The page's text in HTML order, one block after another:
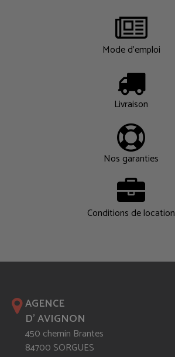
Mode d'emploi
Livraison
Nos garanties
Conditions de location
AGENCE
D' AVIGNON
450 chemin Brantes
84700 SORGUES